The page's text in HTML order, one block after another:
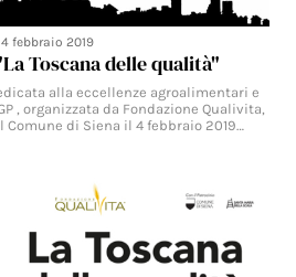
4 febbraio 2019
Toscana delle qualità"
alla eccellenze agroalimentari e
, organizzata da Fondazione Qualivita,
Comune di Siena il 4 febbraio 2019…